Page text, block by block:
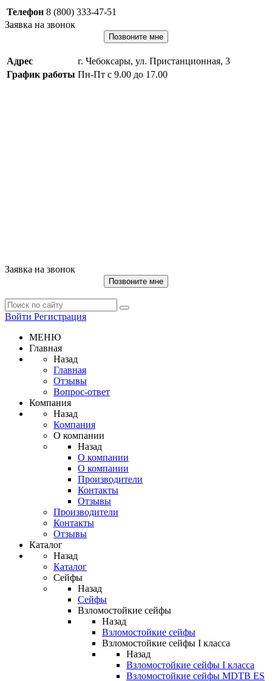
Телефон 8 (800) 333-47-51
Заявка на звонок
Позвоните мне
Адрес
г. Чебоксары, ул. Пристанционная, 3
График работы Пн-Пт с 9.00 до 17.00
Заявка на звонок
Позвоните мне
Войти Регистрация
МЕНЮ
Главная
Назад
Главная
Отзывы
Вопрос-ответ
Компания
Назад
Компания
О компании
Назад
О компании
О компании
Производители
Контакты
Отзывы
Производители
Контакты
Отзывы
Каталог
Назад
Каталог
Сейфы
Назад
Сейфы
Взломостойкие сейфы
Назад
Взломостойкие сейфы
Взломостойкие сейфы I класса
Назад
Взломостойкие сейфы I класса
Взломостойкие сейфы MDTB ES